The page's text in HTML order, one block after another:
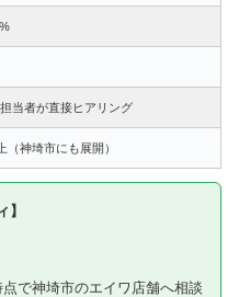
当者が直接ヒアリング
（神埼市にも展開）
】
で神埼市のエイワ店舗へ相談